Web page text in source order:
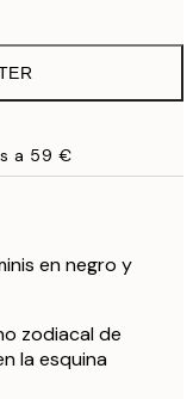
a 59 €
en negro y
zodiacal de
la esquina